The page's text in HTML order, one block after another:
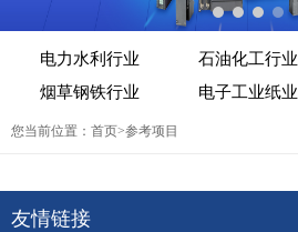
电力水利行业 石油化工行业
烟草钢铁行业
电子工业纸业
您当前位置： 首页>参考项目
友情链接